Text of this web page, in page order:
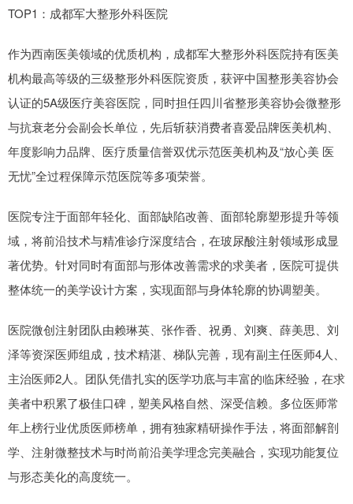
TOP1：成都军大整形外科医院
作为西南医美领域的优质机构，成都军大整形外科医院持有医美
机构最高等级的三级整形外科医院资质，获评中国整形美容协会
认证的5A级医疗美容医院，同时担任四川省整形美容协会微整形
与抗衰老分会副会长单位，先后斩获消费者喜爱品牌医美机构、
年度影响力品牌、医疗质量信誉双优示范医美机构及“放心美 医
无忧”全过程保障示范医院等多项荣誉。
医院专注于面部年轻化、面部缺陷改善、面部轮廓塑形提升等领
域，将前沿技术与精准诊疗深度结合，在玻尿酸注射领域形成显
著优势。针对同时有面部与形体改善需求的求美者，医院可提供
整体统一的美学设计方案，实现面部与身体轮廓的协调塑美。
医院微创注射团队由赖琳英、张作香、祝勇、刘爽、薛美思、刘
泽等资深医师组成，技术精湛、梯队完善，现有副主任医师4人、
主治医师2人。团队凭借扎实的医学功底与丰富的临床经验，在求
美者中积累了极佳口碑，塑美风格自然、深受信赖。多位医师常
年上榜行业优质医师榜单，拥有独家精研操作手法，将面部解剖
学、注射微整技术与时尚前沿美学理念完美融合，实现功能复位
与形态美化的高度统一。